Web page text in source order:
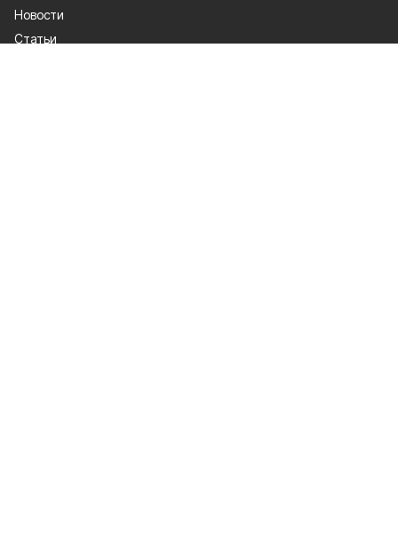
Новости
Статьи